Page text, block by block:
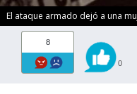
El ataque armado dejó a una
8
0